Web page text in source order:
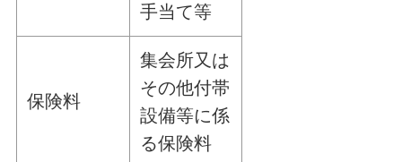
手当て等
保険料
集会所又は
その他付帯
設備等に係
る保険料